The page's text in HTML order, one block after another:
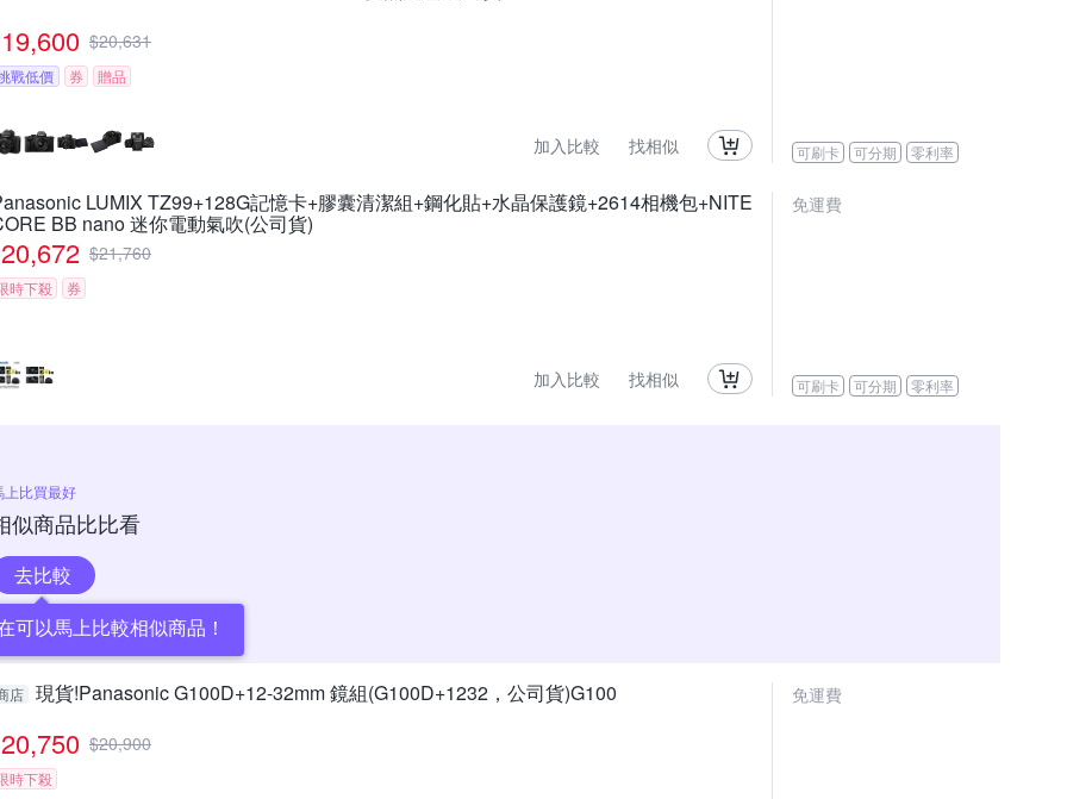
19,600 $20,631
戰低價 券 贈品
加入比較 找相似 可刷卡 可分期 零利率
LUMIX TZ99+128G記憶卡+膠囊清潔組+鋼化貼+水晶保護鏡+2614相機包+NITE
BB nano 迷你電動氣吹(公司貨)
20,672 $21,760
時下殺 券
加入比較 找相似
免運費
可刷卡 可分期 零利率
上比買最好
似商品比比看
去比較
可以馬上比較相似商品！
店 現貨!Panasonic G100D+12-32mm 鏡組(G100D+1232，公司貨)G100
20,750 $20,900
時下殺
免運費